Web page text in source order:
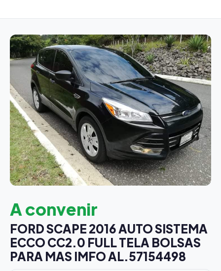
A convenir
FORD SCAPE 2016 AUTO SISTEMA
ECCO CC2.0 FULL TELA BOLSAS
PARA MAS IMFO AL.57154498